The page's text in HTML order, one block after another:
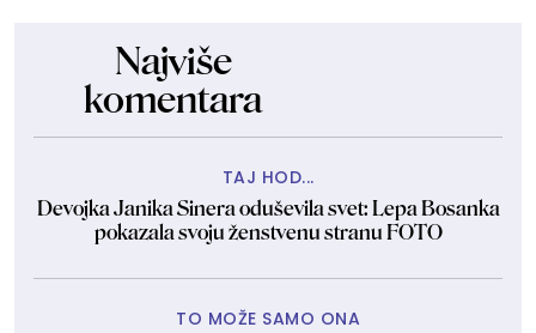
Najviše
komentara
TAJ HOD...
Devojka Janika Sinera oduševila svet: Lepa Bosanka
pokazala svoju ženstvenu stranu FOTO
TO MOŽE SAMO ONA